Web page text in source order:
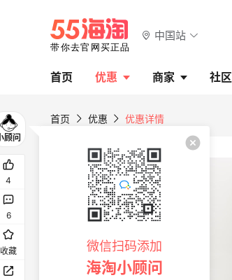
中国站
首页 优惠 商家 社区
首页 优惠 优惠详情
4
6
收藏 微信扫码添加
海淘小顾问